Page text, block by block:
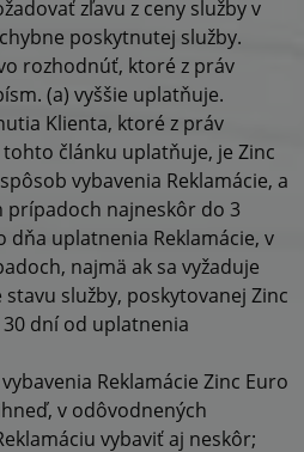
zľavu z ceny služby v
poskytnutej služby.
rozhodnúť, ktoré z práv
(a) vyššie uplatňuje.
Klienta, ktoré z práv
článku uplatňuje, je Zinc
vybavenia Reklamácie, a
prípadoch najneskôr do 3
dňa uplatnenia Reklamácie, v
najmä ak sa vyžaduje
služby, poskytovanej Zinc
dní od uplatnenia
Reklamácie Zinc Euro
v odôvodnených
vybaviť aj neskôr;